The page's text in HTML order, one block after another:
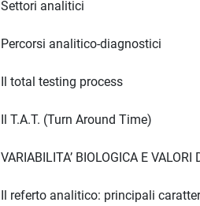
Settori analitici
Percorsi analitico-diagnostici
Il total testing process
Il T.A.T. (Turn Around Time)
VARIABILITA’ BIOLOGICA E VALORI
Il referto analitico: principali